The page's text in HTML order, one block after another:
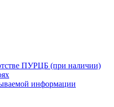
ПУРЦБ (при наличии)
информации